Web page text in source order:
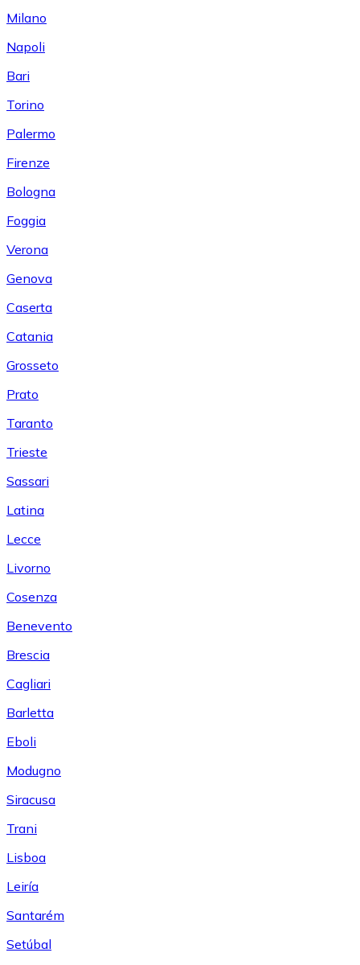
Milano
Napoli
Bari
Torino
Palermo
Firenze
Bologna
Foggia
Verona
Genova
Caserta
Catania
Grosseto
Prato
Taranto
Trieste
Sassari
Latina
Lecce
Livorno
Cosenza
Benevento
Brescia
Cagliari
Barletta
Eboli
Modugno
Siracusa
Trani
Lisboa
Leiría
Santarém
Setúbal